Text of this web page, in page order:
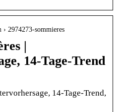
2974273-sommieres
|
14-Tage-Trend
14-Tage-Trend,